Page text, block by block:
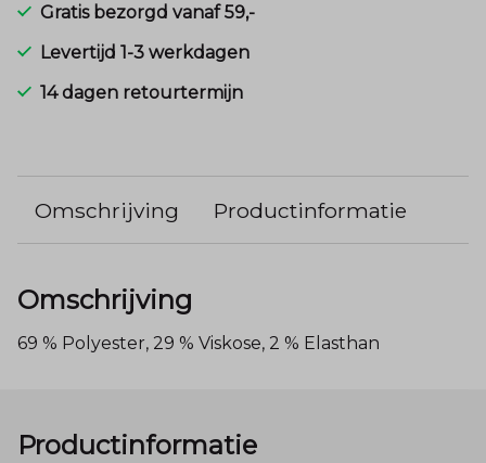
Gratis bezorgd vanaf 59,-
Levertijd 1-3 werkdagen
14 dagen retourtermijn
Omschrijving Productinformatie
Omschrijving
69 % Polyester, 29 % Viskose, 2 % Elasthan
Productinformatie